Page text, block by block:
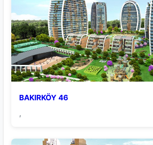
BAKIRKÖY 46
,